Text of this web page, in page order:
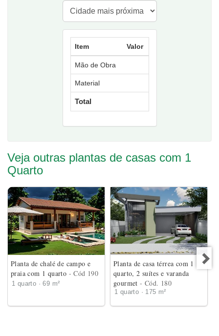
Item Valor
Mão de Obra
Material
Total
Veja outras plantas de casas com 1
Quarto
Planta de chalé de campo e
praia com 1 quarto - Cód 190
1 quarto · 69 m²
Planta de casa térrea com 1
quarto, 2 suítes e varanda
gourmet- Cód. 180
1 quarto · 175 m²